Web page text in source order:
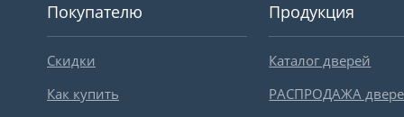
Покупателю
Скидки
Как купить
Продукция
Каталог дверей
РАСПРОДАЖА